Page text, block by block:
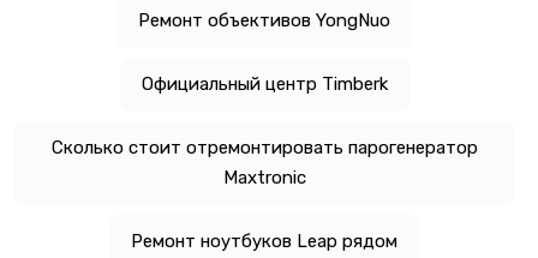
Ремонт объективов YongNuo
Официальный центр Timberk
Сколько стоит отремонтировать парогенератор
Maxtronic
Ремонт ноутбуков Leap рядом